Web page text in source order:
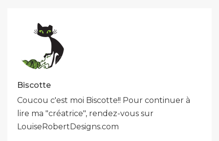
Biscotte
Coucou c'est moi Biscotte!! Pour continuer à
lire ma "créatrice", rendez-vous sur
LouiseRobertDesigns.com